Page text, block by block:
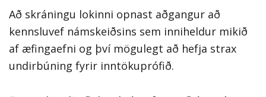
Að skráningu lokinni opnast aðgangur að
kennsluvef námskeiðsins sem inniheldur mikið
af æfingaefni og því mögulegt að hefja strax
undirbúning fyrir inntökuprófið.